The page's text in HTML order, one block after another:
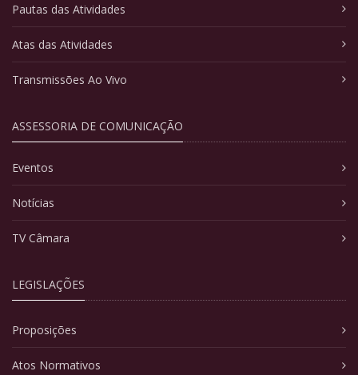
Pautas das Atividades
Atas das Atividades
Transmissões Ao Vivo
ASSESSORIA DE COMUNICAÇÃO
Eventos
Notícias
TV Câmara
LEGISLAÇÕES
Proposições
Atos Normativos